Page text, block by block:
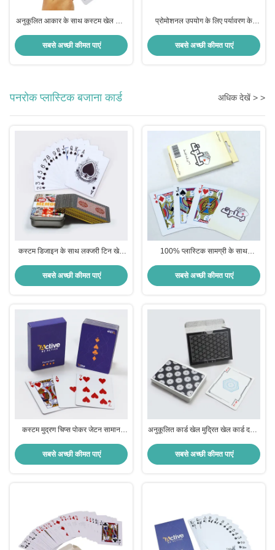
अनुकूलित आकार के साथ कस्टम खेल कार्ड
पूर्ण रंग मुद्रण
सबसे अच्छी कीमत पाएं
प्रोमोशनल उपयोग के लिए पर्यावरण के
कस्टम लोगो पोकर कार्ड
सबसे अच्छी कीमत पाएं
पनरोक प्लास्टिक बजाना कार्ड अधिक देखें > >
कस्टम डिजाइन के साथ लक्जरी टिन खेल
अनुकूलित
सबसे अच्छी कीमत पाएं
100% प्लास्टिक सामग्री के साथ
जलरोधक खेल कार्ड
सबसे अच्छी कीमत पाएं
कस्टम मुद्रण चिप्स पोकर जेटन सामान
सबसे अच्छी कीमत पाएं
अनुकूलित कार्ड खेल मुद्रित खेल कार्ड दराज
सबसे अच्छी कीमत पाएं